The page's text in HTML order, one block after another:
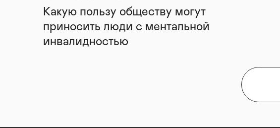
Какую пользу обществу могут
приносить люди с ментальной
инвалидностью